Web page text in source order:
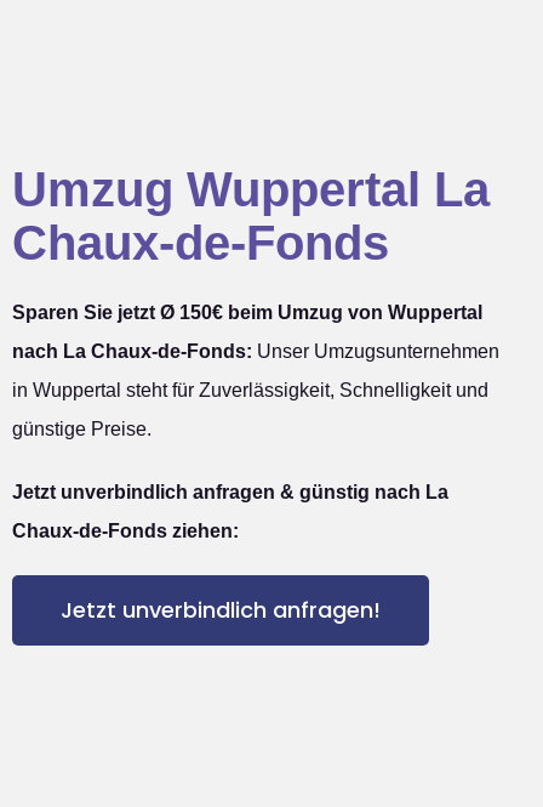
Umzug Wuppertal La
Chaux-de-Fonds
Sparen Sie jetzt Ø 150€ beim Umzug von Wuppertal
nach La Chaux-de-Fonds: Unser Umzugsunternehmen
in Wuppertal steht für Zuverlässigkeit, Schnelligkeit und
günstige Preise.
Jetzt unverbindlich anfragen & günstig nach La
Chaux-de-Fonds ziehen:
Jetzt unverbindlich anfragen!